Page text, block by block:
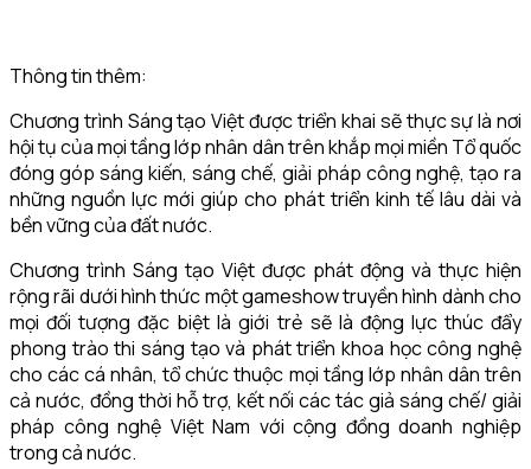
Thông tin thêm:
Chương trình Sáng tạo Việt được triển khai sẽ thực sự là nơi
hội tụ của mọi tầng lớp nhân dân trên khắp mọi miền Tổ quốc
đóng góp sáng kiến, sáng chế, giải pháp công nghệ, tạo ra
những nguồn lực mới giúp cho phát triển kinh tế lâu dài và
bền vững của đất nước.
Chương trình Sáng tạo Việt được phát động và thực hiện
rộng rãi dưới hình thức một gameshow truyền hình dành cho
mọi đối tượng đặc biệt là giới trẻ sẽ là động lực thúc đẩy
phong trào thi sáng tạo và phát triển khoa học công nghệ
cho các cá nhân, tổ chức thuộc mọi tầng lớp nhân dân trên
cả nước, đồng thời hỗ trợ, kết nối các tác giả sáng chế/ giải
pháp công nghệ Việt Nam với cộng đồng doanh nghiệp
trong cả nước.